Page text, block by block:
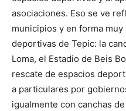
asociaciones. Eso se ve
municipios y en forma
deportivas de Tepic: la
Loma, el Estadio de Beis
rescate de espacios
a particulares por
igualmente con canchas